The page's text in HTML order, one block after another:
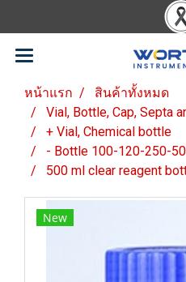
หน้าแรก
สินค้าทั้งหมด
Vial, Bottle, Cap, Septa
+ Vial, Chemical bottle
- Bottle 100-120-250-
500 ml clear reagent
New